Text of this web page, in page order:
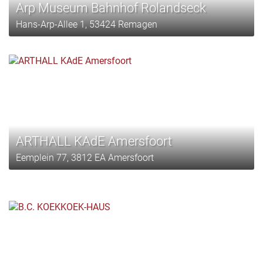
Arp Museum Bahnhof Rolandseck
Hans-Arp-Allee 1, 53424 Remagen
ARTHALL KAdE Amersfoort
Eemplein 77, 3812 EA Amersfoort